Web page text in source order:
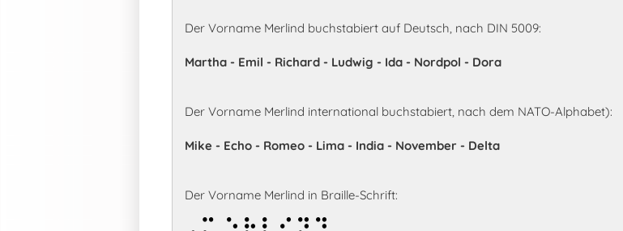
Der Vorname Merlind buchstabiert auf Deutsch, nach DIN 5009:
Martha - Emil - Richard - Ludwig - Ida - Nordpol - Dora
Der Vorname Merlind international buchstabiert, nach dem NATO-Alphabet):
Mike - Echo - Romeo - Lima - India - November - Delta
Der Vorname Merlind in Braille-Schrift: